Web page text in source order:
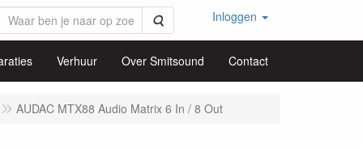
Zoeken Inloggen
Verhuur Over Smitsound Contact
AUDAC MTX88 Audio Matrix 6 In / 8 Out